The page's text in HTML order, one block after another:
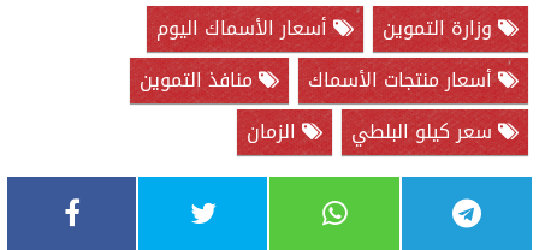
وزارة التموين
أسعار الأسماك اليوم
أسعار منتجات الأسماك
منافذ التموين
سعر كيلو البلطي
الزمان